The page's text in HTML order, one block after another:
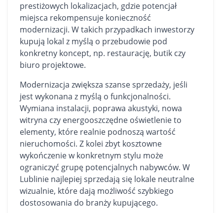
prestiżowych lokalizacjach, gdzie potencjał
miejsca rekompensuje konieczność
modernizacji. W takich przypadkach inwestorzy
kupują lokal z myślą o przebudowie pod
konkretny koncept, np. restaurację, butik czy
biuro projektowe.
Modernizacja zwiększa szanse sprzedaży, jeśli
jest wykonana z myślą o funkcjonalności.
Wymiana instalacji, poprawa akustyki, nowa
witryna czy energooszczędne oświetlenie to
elementy, które realnie podnoszą wartość
nieruchomości. Z kolei zbyt kosztowne
wykończenie w konkretnym stylu może
ograniczyć grupę potencjalnych nabywców. W
Lublinie najlepiej sprzedają się lokale neutralne
wizualnie, które dają możliwość szybkiego
dostosowania do branży kupującego.